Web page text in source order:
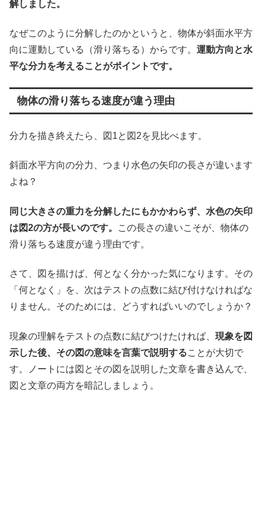
解しました。
なぜこのように分解したのかというと、物体が斜面水平方
向に運動している（滑り落ちる）からです。 運動方向と水
平な分力を考えることがポイントです。
物体の滑り落ちる速度が違う理由
分力を描き終えたら、図1と図2を見比べます。
斜面水平方向の分力、つまり水色の矢印の長さが違います
よね？
同じ大きさの重力を分解したにもかかわらず、水色の矢印
は図2の方が長いのです。
この長さの違いこそが、物体の
滑り落ちる速度が違う理由です。
さて、図を描けば、何となく分かった気になります。その
「何となく」を、次はテストの点数に結び付けなければな
りません。そのためには、どうすればいいのでしょうか？
現象の理解をテストの点数に結びつけたければ、 現象を図
示した後、その図の意味を言葉で説明することが大切で
す。ノートには図とその図を説明した文章を書き込んで、
図と文章の両方を暗記しましょう。